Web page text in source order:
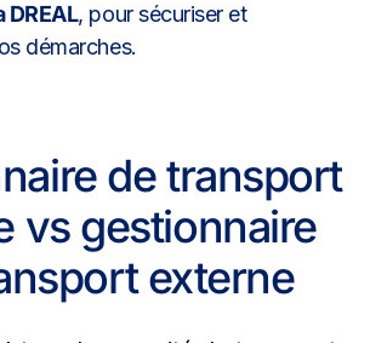
DREAL, pour sécuriser et
démarches.
de transport
vs gestionnaire
externe